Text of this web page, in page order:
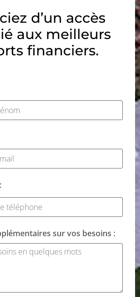
d’un accès
aux meilleurs
financiers.
sur vos besoins :